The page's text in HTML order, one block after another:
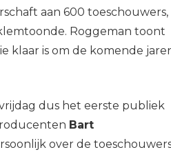
aan 600 toeschouwers,
Roggeman toont
klaar is om de komende
dus het eerste publiek
Bart
over de